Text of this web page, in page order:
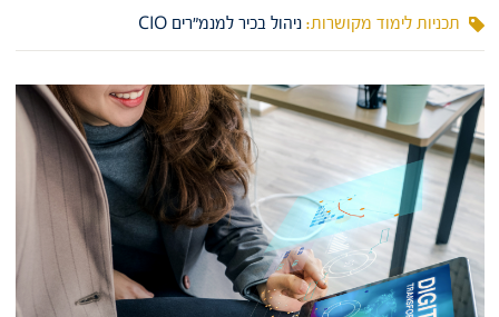
תכניות לימוד מקושרות: ניהול בכיר למנמ"רים CIO